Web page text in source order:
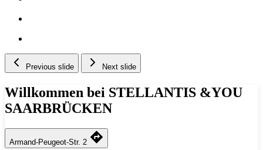
Previous slide Next slide
Willkommen bei STELLANTIS &YOU
SAARBRÜCKEN
Armand-Peugeot-Str. 2